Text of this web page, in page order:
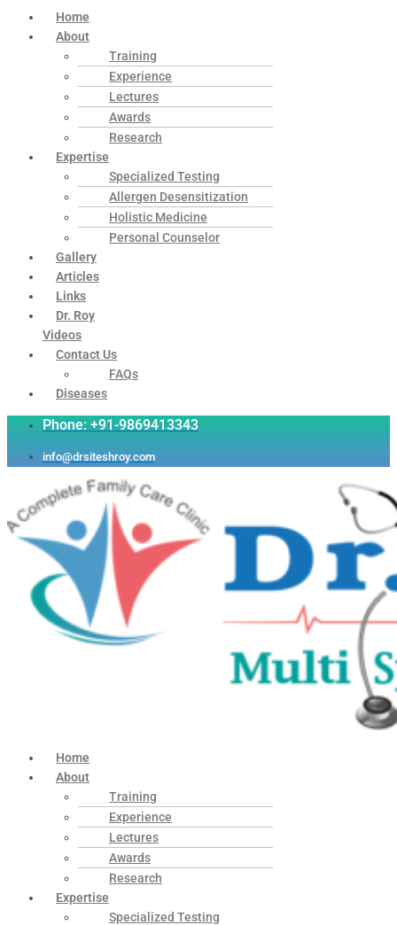
Home
About
Training
Experience
Lectures
Awards
Research
Expertise
Specialized Testing
Allergen Desensitization
Holistic Medicine
Personal Counselor
Gallery
Articles
Links
Dr. Roy
Videos
Contact Us
FAQs
Diseases
Phone: +91-9869413343
info@drsiteshroy.com
Home
About
Training
Experience
Lectures
Awards
Research
Expertise
Specialized Testing